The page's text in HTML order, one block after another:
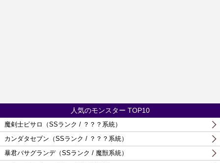
人気のモンスター TOP10
魔剣士ピサロ（SSランク / ？？？系統）
カンダタセブン（SSランク / ？？？系統）
暴君バサグランデ（SSランク / 魔獣系統）